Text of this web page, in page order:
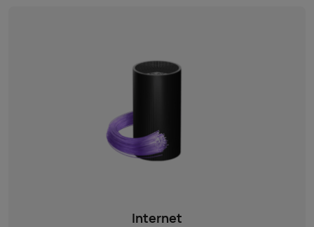
Internet